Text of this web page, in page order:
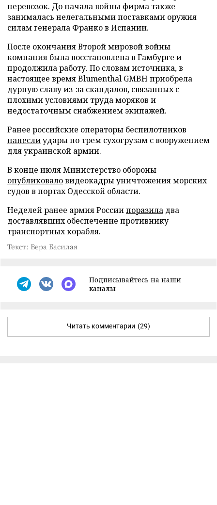
перевозок. До начала войны фирма также
занималась нелегальными поставками оружия
силам генерала Франко в Испании.
После окончания Второй мировой войны
компания была восстановлена в Гамбурге и
продолжила работу. По словам источника, в
настоящее время Blumenthal GMBH приобрела
дурную славу из-за скандалов, связанных с
плохими условиями труда моряков и
недостаточным снабжением экипажей.
Ранее российские операторы беспилотников
нанеслиудары по трем сухогрузам с вооружением
для украинской армии.
В конце июля Министерство обороны
опубликоваловидеокадры уничтожения морских
судов в портах Одесской области.
Неделей ранее армия Россиипоразила два
доставлявших обеспечение противнику
транспортных корабля.
Текст: Вера Басилая
Подписывайтесь на наши
каналы
Читать комментарии (29)